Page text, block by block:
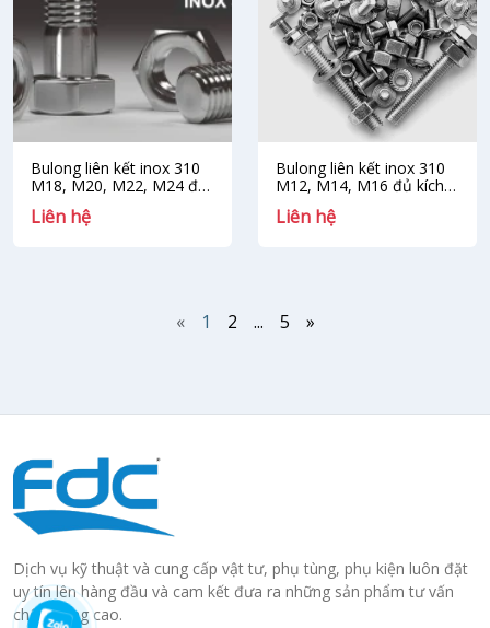
Bulong liên kết inox 310
M18, M20, M22, M24 đủ
Liên hệ
Bulong liên kết inox 310
M12, M14, M16 đủ kích
Liên hệ
« 1 2 ... 5 »
Dịch vụ kỹ thuật và cung cấp vật tư, phụ tùng, phụ kiện luôn đặt
uy tín lên hàng đầu và cam kết đưa ra những sản phẩm tư vấn
chất lượng cao.